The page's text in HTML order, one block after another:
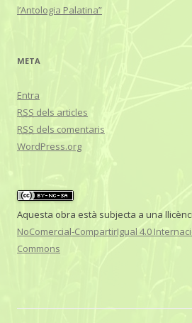
l’Antologia Palatina”
META
Entra
RSS dels articles
RSS dels comentaris
WordPress.org
Aquesta obra està subjecta a una
NoComercial-CompartirIgual 4.0
Commons